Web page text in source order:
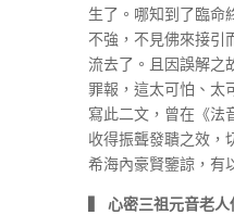
生了。哪知到了臨命
不強，不見佛來接引
流去了。且因誤解之
罪報，這太可怕、太
寫此二文，曾在《法
收得振聾發聵之效，
希海內豪賢鑒諒，有
▍
心密三祖元音老人